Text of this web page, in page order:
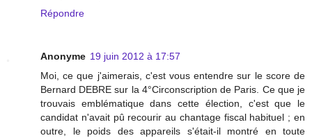
Répondre
Anonyme 19 juin 2012 à 17:57
Moi, ce que j'aimerais, c'est vous entendre sur le score de
Bernard DEBRE sur la 4°Circonscription de Paris. Ce que je
trouvais emblématique dans cette élection, c'est que le
candidat n'avait pû recourir au chantage fiscal habituel ; en
outre, le poids des appareils s'était-il montré en toute